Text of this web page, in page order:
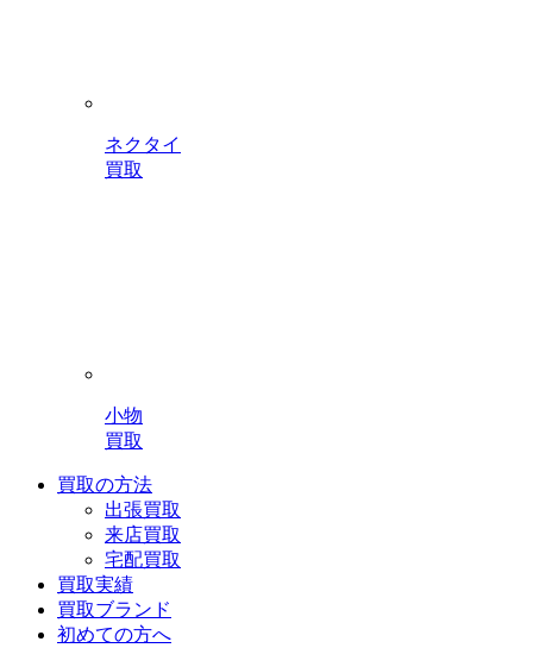
ネクタイ
買取
小物
買取
買取の方法
出張買取
来店買取
宅配買取
買取実績
買取ブランド
初めての方へ